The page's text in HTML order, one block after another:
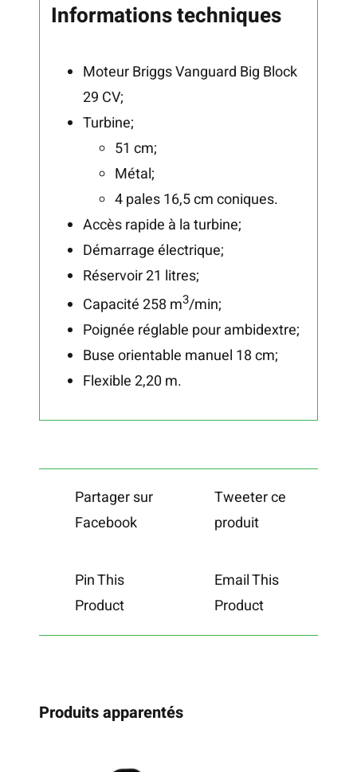
Informations techniques
Moteur Briggs Vanguard Big Block
29 CV;
Turbine;
51 cm;
Métal;
4 pales 16,5 cm coniques.
Accès rapide à la turbine;
Démarrage électrique;
Réservoir 21 litres;
Capacité 258 m3/min;
Poignée réglable pour ambidextre;
Buse orientable manuel 18 cm;
Flexible 2,20 m.
Partager sur
Facebook
Tweeter ce
produit
Pin This
Product
Email This
Product
Produits apparentés